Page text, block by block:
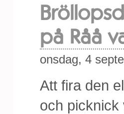
på Råå
onsdag, 4
Att fira den
och picknick